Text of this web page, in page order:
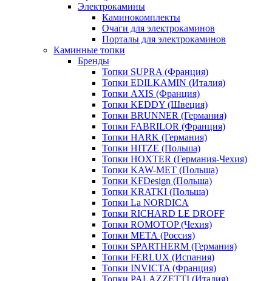
Электрокамины
Каминокомплекты
Очаги для электрокаминов
Порталы для электрокаминов
Каминные топки
Бренды
Топки SUPRA (Франция)
Топки EDILKAMIN (Италия)
Топки AXIS (Франция)
Топки KEDDY (Швеция)
Топки BRUNNER (Германия)
Топки FABRILOR (Франция)
Топки HARK (Германия)
Топки HITZE (Польша)
Топки HOXTER (Германия-Чехия)
Топки KAW-MET (Польша)
Топки KFDesign (Польша)
Топки KRATKI (Польша)
Топки La NORDICA
Топки RICHARD LE DROFF
Топки ROMOTOP (Чехия)
Топки МЕТА (Россия)
Топки SPARTHERM (Германия)
Топки FERLUX (Испания)
Топки INVICTA (Франция)
Топки PALAZZETTI (Италия)